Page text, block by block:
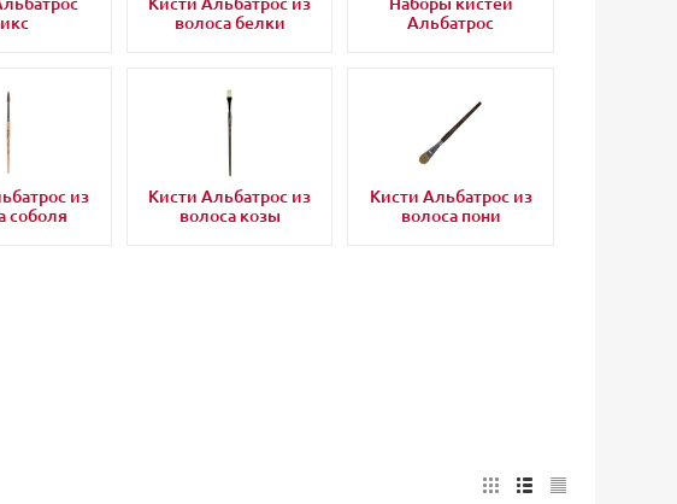
волоса белки
Альбатрос
из
соболя
Кисти Альбатрос из
волоса козы
Кисти Альбатрос из
волоса пони